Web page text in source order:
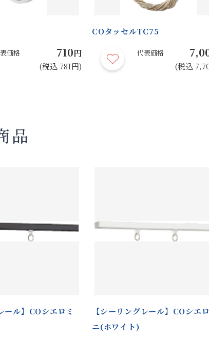
価格 710円
(税込 781円)
COタッセルTC75
代表価格
(税込
品
ール】COシエロミ
【シーリングレール】COシエ
ニ(ホワイト)